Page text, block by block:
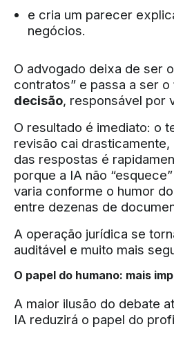
e cria um parecer
negócios.
O advogado deixa de ser
contratos” e passa a ser o
decisão, responsável por
O resultado é imediato: o
revisão cai drasticamente,
das respostas é
porque a IA não
varia conforme o humor
entre dezenas de
A operação jurídica se
auditável e muito mais
O papel do humano: mais
A maior ilusão do debate
IA reduzirá o papel do